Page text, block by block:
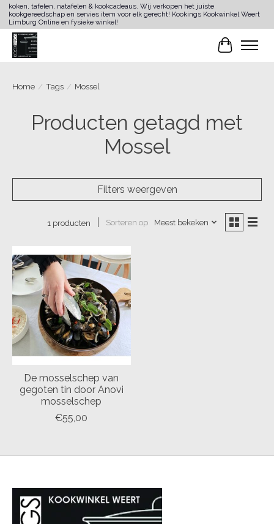
koken, tafelen, natafelen & kookcadeaus. Wij verkopen het juiste
kookgereedschap en servies item voor elk gerecht! Kookings Kookwinkel Weert
Limburg Online en fysieke winkel!
Home / Tags / Mossel
Producten getagd met
Mossel
Filters weergeven
1 producten Sorteren op Meest bekeken
De mosselschep van
gegoten tin door Anovi
mosselschep
€55,00